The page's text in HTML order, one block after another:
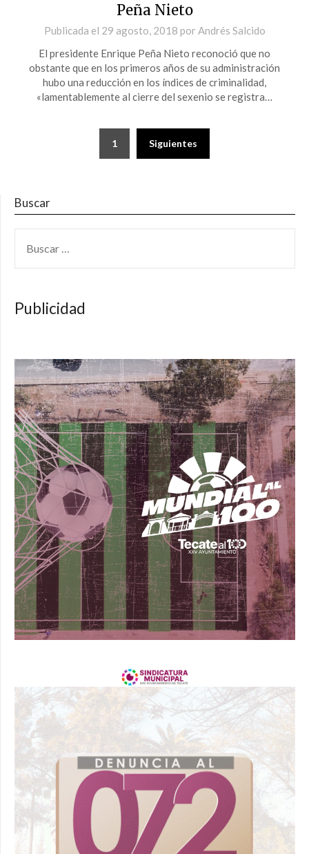
Peña Nieto
Publicada el 29 agosto, 2018 por Andrés Salcido
El presidente Enrique Peña Nieto reconoció que no
obstante que en los primeros años de su administración
hubo una reducción en los índices de criminalidad,
«lamentablemente al cierre del sexenio se registra…
1 Siguientes
Buscar
Publicidad